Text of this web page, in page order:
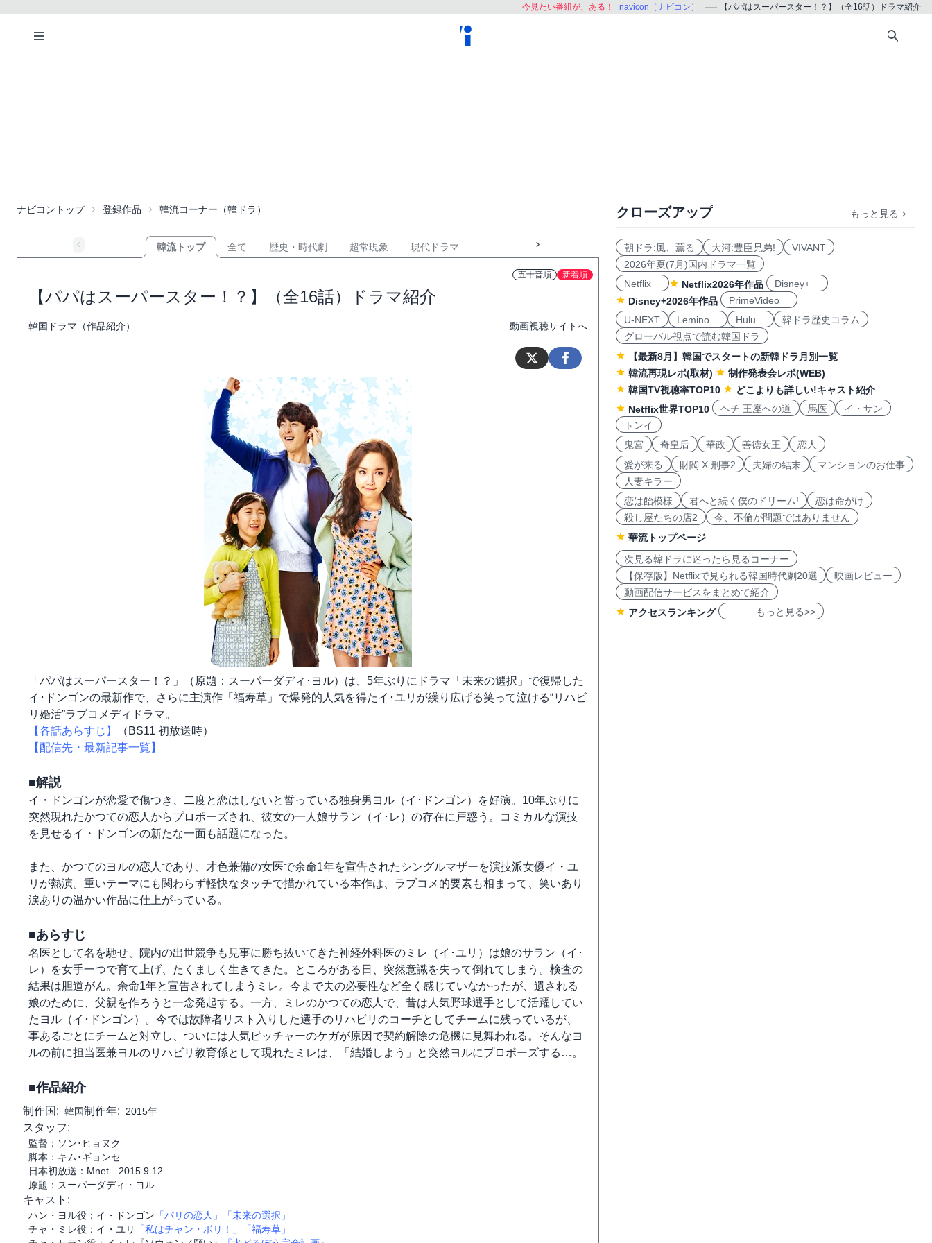
今見たい番組が、ある！ navicon［ナビコン］ 【パパはスーパースター！？】（全16話）ドラマ紹介
ナビコントップ 登録作品 韓流コーナー（韓ドラ）
韓流トップ 全て 歴史・時代劇 超常現象 現代ドラマ
五十音順 新着順
【パパはスーパースター！？】（全16話）ドラマ紹介
韓国ドラマ（作品紹介） 動画視聴サイトへ
「パパはスーパースター！？」（原題：スーパーダディ･ヨル）は、5年ぶりにドラマ「未来の選択」で復帰した
イ･ドンゴンの最新作で、さらに主演作「福寿草」で爆発的人気を得たイ･ユリが繰り広げる笑って泣ける“リハビ
リ婚活”ラブコメディドラマ。
【各話あらすじ】
（BS11 初放送時）
【配信先・最新記事一覧】
■解説
イ・ドンゴンが恋愛で傷つき、二度と恋はしないと誓っている独身男ヨル（イ･ドンゴン）を好演。10年ぶりに
突然現れたかつての恋人からプロポーズされ、彼女の一人娘サラン（イ･レ）の存在に戸惑う。コミカルな演技
を見せるイ・ドンゴンの新たな一面も話題になった。
また、かつてのヨルの恋人であり、才色兼備の女医で余命1年を宣告されたシングルマザーを演技派女優イ・ユ
リが熱演。重いテーマにも関わらず軽快なタッチで描かれている本作は、ラブコメ的要素も相まって、笑いあり
涙ありの温かい作品に仕上がっている。
■あらすじ
名医として名を馳せ、院内の出世競争も見事に勝ち抜いてきた神経外科医のミレ（イ･ユリ）は娘のサラン（イ･
レ）を女手一つで育て上げ、たくましく生きてきた。ところがある日、突然意識を失って倒れてしまう。検査の
結果は胆道がん。余命1年と宣告されてしまうミレ。今まで夫の必要性など全く感じていなかったが、遺される
娘のために、父親を作ろうと一念発起する。一方、ミレのかつての恋人で、昔は人気野球選手として活躍してい
たヨル（イ･ドンゴン）。今では故障者リスト入りした選手のリハビリのコーチとしてチームに残っているが、
事あるごとにチームと対立し、ついには人気ピッチャーのケガが原因で契約解除の危機に見舞われる。そんなヨ
ルの前に担当医兼ヨルのリハビリ教育係として現れたミレは、「結婚しよう」と突然ヨルにプロポーズする…。
■作品紹介
制作国: 韓国制作年: 2015年
スタッフ:
監督：ソン･ヒョヌク
脚本：キム･ギョンセ
日本初放送：Mnet 2015.9.12
原題：スーパーダディ・ヨル
キャスト:
ハン・ヨル役：イ・ドンゴン 「パリの恋人」
「未来の選択」
チャ・ミレ役：イ・ユリ
「私はチャン・ボリ！」
「福寿草」
クローズアップ もっと見る
朝ドラ:風、薫る 大河:豊臣兄弟!
VIVANT
2026年夏(7月)国内ドラマ一覧
Netflix
Netflix2026年作品
Disney+
Disney+2026年作品
PrimeVideo
U-NEXT
Lemino Hulu
韓ドラ歴史コラム
グローバル視点で読む韓国ドラ
【最新8月】韓国でスタートの新韓ドラ月別一覧
韓流再現レポ(取材)
制作発表会レポ(WEB)
韓国TV視聴率TOP10
どこよりも詳しい!キャスト紹介
Netflix世界TOP10
ヘチ 王座への道 馬医
イ・サン
トンイ
鬼宮
奇皇后 華政 善徳女王
恋人
愛が来る
財閥 X 刑事2 夫婦の結末
マンションのお仕事
人妻キラー
恋は飴模様
君へと続く僕のドリーム!
恋は命がけ
殺し屋たちの店2
今、不倫が問題ではありません
華流トップページ
次見る韓ドラに迷ったら見るコーナー
【保存版】Netflixで見られる韓国時代劇20選
映画レビュー
動画配信サービスをまとめて紹介
アクセスランキング
もっと見る>>